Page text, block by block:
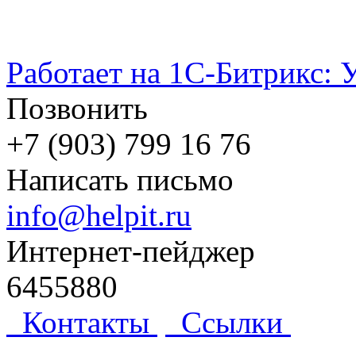
Работает на 1С-Битрикс:
Позвонить
+7 (903) 799 16 76
Написать письмо
info@helpit.ru
Интернет-пейджер
6455880
Контакты
Ссылки